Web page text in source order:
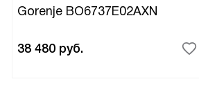
Gorenje BO6737E02AXN
38 480 руб.